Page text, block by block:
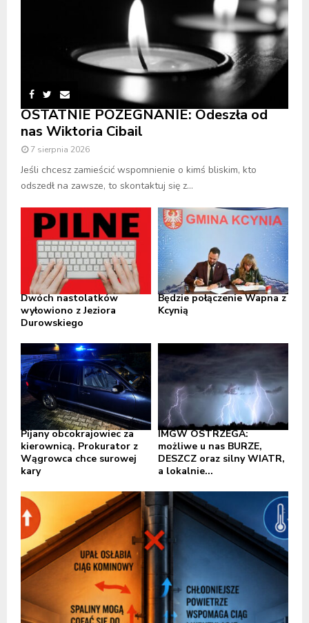
OSTATNIE POŻEGNANIE: Odeszła od
nas Wiktoria Cibail
7 sierpnia 2026
Jeśli chcesz zamieścić wspomnienie o kimś bliskim, kto
odszedł na zawsze, to skontaktuj się z...
Dwóch nastolatków
wyłowiono z Jeziora
Durowskiego
Będzie połączenie Wapna z
Kcynią
Pijany obcokrajowiec za
kierownicą. Prokurator z
Wągrowca chce surowej
kary
IMGW OSTRZEGA:
możliwe u nas BURZE,
DESZCZ oraz silny WIATR,
a lokalnie...